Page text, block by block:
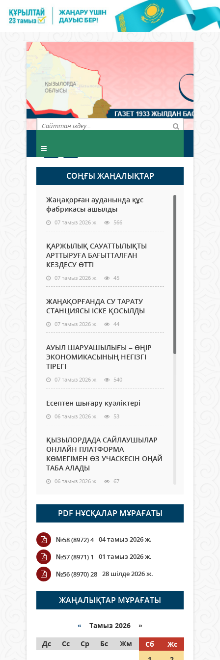
СОҢҒЫ ЖАҢАЛЫҚТАР
Жаңақорған ауданында құс
фабрикасы ашылды
07 тамыз 2026 ж. 566
ҚАРЖЫЛЫҚ САУАТТЫЛЫҚТЫ
АРТТЫРУҒА БАҒЫТТАЛҒАН
КЕЗДЕСУ ӨТТІ
07 тамыз 2026 ж. 45
ЖАҢАҚОРҒАНДА СУ ТАРАТУ
СТАНЦИЯСЫ ІСКЕ ҚОСЫЛДЫ
07 тамыз 2026 ж. 44
АУЫЛ ШАРУАШЫЛЫҒЫ – ӨҢІР
ЭКОНОМИКАСЫНЫҢ НЕГІЗГІ
ТІРЕГІ
07 тамыз 2026 ж. 540
Есептен шығару куәліктері
06 тамыз 2026 ж. 53
ҚЫЗЫЛОРДАДА САЙЛАУШЫЛАР
ОНЛАЙН ПЛАТФОРМА
КӨМЕГІМЕН ӨЗ УЧАСКЕСІН ОҢАЙ
ТАБА АЛАДЫ
06 тамыз 2026 ж. 67
Open Air: Қызылорда облысы
полиция департаменті 20
мыңнан астам көрерменнің
қауіпсіздігін қамтамасыз етті
06 тамыз 2026 ж.
Wi-Fi ҚАБЫРҒА АРҚЫЛЫ ҚАЛАЙ
ӨТЕДІ?
06 тамыз 2026 ж. 251
граждане Казахстана,
05 тамыз 2026 ж. 122
PDF НҰСҚАЛАР МҰРАҒАТЫ
№58 (8972) 4 04 тамыз 2026 ж.
№57 (8971) 1
01 тамыз 2026 ж.
№56 (8970) 28 28 шілде 2026 ж.
ЖАҢАЛЫҚТАР МҰРАҒАТЫ
« Тамыз 2026 »
Дс
Сс Ср Бс Жм Сб
Жс